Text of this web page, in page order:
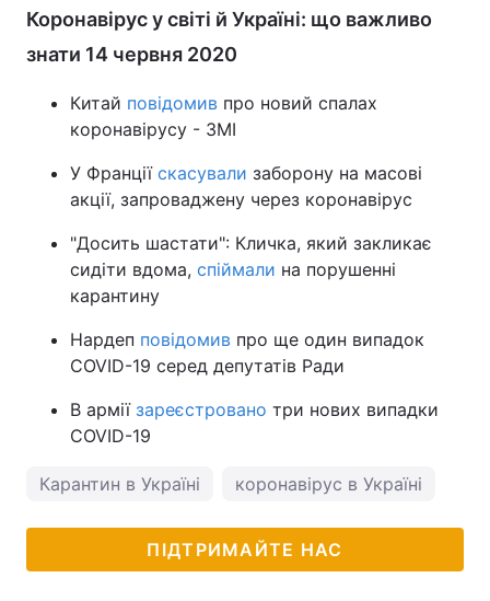
Коронавірус у світі й Україні: що важливо
знати 14 червня 2020
Китай повідомив про новий спалах
коронавірусу - ЗМІ
У Франції скасували заборону на масові
акції, запроваджену через коронавірус
"Досить шастати": Кличка, який закликає
сидіти вдома, спіймали на порушенні
карантину
Нардеп повідомив про ще один випадок
COVID-19 серед депутатів Ради
В армії зареєстровано три нових випадки
COVID-19
Карантин в Україні коронавірус в Україні
ПІДТРИМАЙТЕ НАС